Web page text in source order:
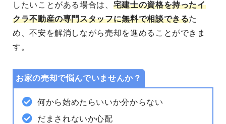
したいことがある場合は、 宅建士の資格を持ったイ
クラ不動産の専門スタッフに無料で相談できるた
め、不安を解消 しながら売却を進めることができま
す。
お家の売却で悩んでいませんか？
何から始めたらいいか分からない
だまされないか心配